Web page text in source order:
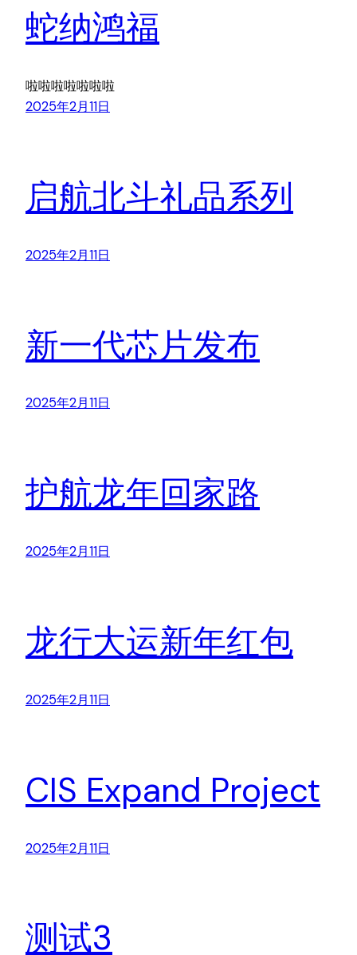
蛇纳鸿福
啦啦啦啦啦啦啦
2025年2月11日
启航北斗礼品系列
2025年2月11日
新一代芯片发布
2025年2月11日
护航龙年回家路
2025年2月11日
龙行大运新年红包
2025年2月11日
CIS Expand Project
2025年2月11日
测试3